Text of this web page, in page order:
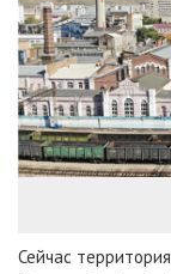
Сейчас